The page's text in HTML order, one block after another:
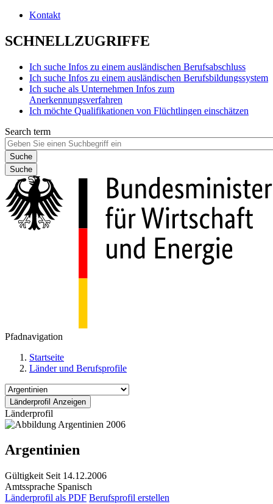
Kontakt
SCHNELLZUGRIFFE
Ich suche Infos zu einem ausländischen Berufsabschluss
Ich suche Infos zu einem ausländischen Berufsbildungssystem
Ich suche als Unternehmen Infos zum
Anerkennungsverfahren
Ich möchte Qualifikationen von Flüchtlingen einschätzen
Search term
Suche
Pfadnavigation
Startseite
Länder und Berufsprofile
Länderprofil
Argentinien
Gültigkeit Seit 14.12.2006
Amtssprache Spanisch
Länderprofil als PDF Berufsprofil erstellen